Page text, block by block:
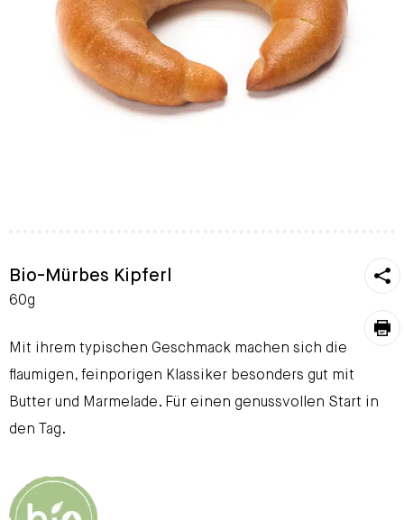
Bio-Mürbes Kipferl
60g
Mit ihrem typischen Geschmack machen sich die
flaumigen, feinporigen Klassiker besonders gut mit
Butter und Marmelade. Für einen genussvollen Start in
den Tag.